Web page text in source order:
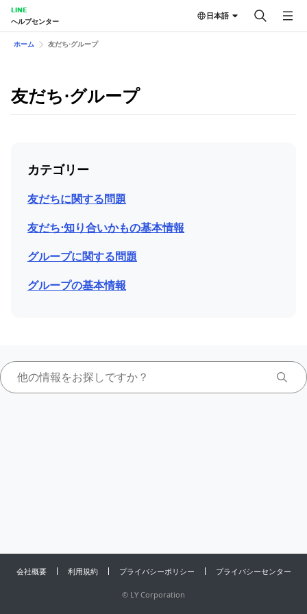
LINE
ヘルプセンター
日本語
ホーム 友だち⋅グループ
友だち⋅グループ
カテゴリー
友だちに関する問題
友だち⋅知り合いかもの基本情報
グループに関する問題
グループの基本情報
会社概要 利用規約 プライバシーポリシー プライバシーセンター
© LY Corporation